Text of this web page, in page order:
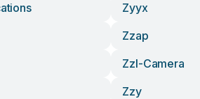
Zyyx
Zzap
Zzl-Camera
Zzy